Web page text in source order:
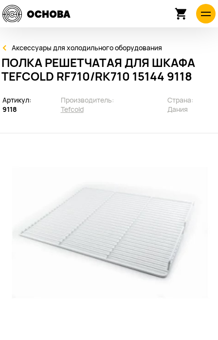
Аксессуары для холодильного оборудования
ПОЛКА РЕШЕТЧАТАЯ ДЛЯ ШКАФА
TEFCOLD RF710/RK710 15144 9118
Артикул:
9118
Производитель:
Tefcold
Страна:
Дания